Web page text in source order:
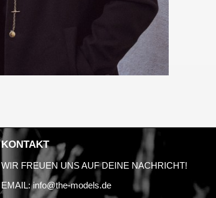
KONTAKT
WIR FREUEN UNS AUF DEINE NACHRICHT!
EMAIL:info@the-models.de